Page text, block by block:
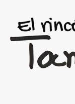
contenido